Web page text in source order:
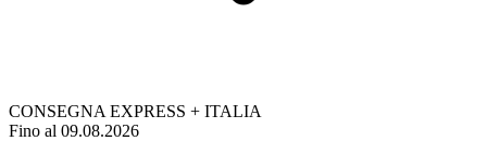
CONSEGNA EXPRESS + ITALIA
Fino al 09.08.2026